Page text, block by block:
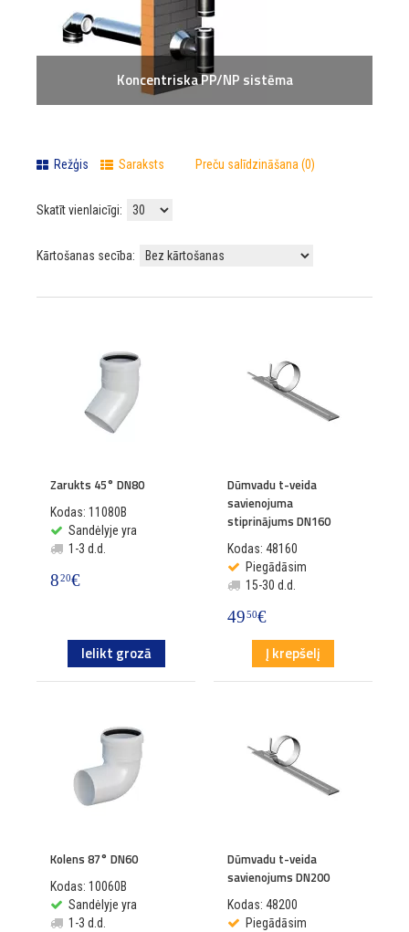
Koncentriska PP/NP sistēma
Režģis Saraksts Preču salīdzināšana (0)
Skatīt vienlaicīgi:
Kārtošanas secība:
Zarukts 45° DN80
Kodas: 11080B
Sandėlyje yra
1-3 d.d.
820€
Ielikt grozā
Dūmvadu t-veida
savienojuma
stiprinājums DN160
Kodas: 48160
Piegādāsim
15-30 d.d.
4950€
Į krepšelį
Kolens 87° DN60
Kodas: 10060B
Sandėlyje yra
1-3 d.d.
Dūmvadu t-veida
savienojums DN200
Kodas: 48200
Piegādāsim